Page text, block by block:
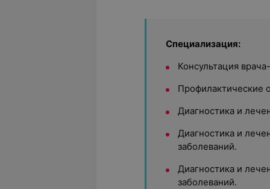
Специализация:
Консультация
Профилактические
Диагностика и
Диагностика и
заболеваний.
Диагностика и
заболеваний.